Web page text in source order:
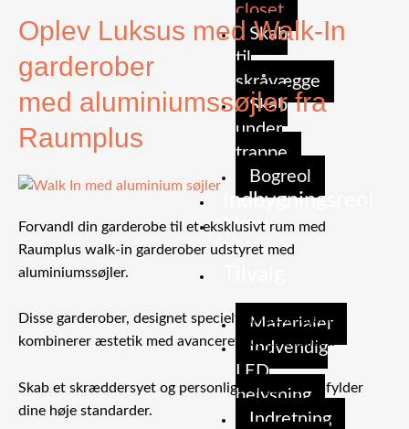
closet
Skab
til
skråvægge
Skab
under
trappe
Bogreol
Indbygningsreol
New
Yorker
Materialer
Indvendig
LED
belysning
Indretning
Oplev Luksus med Walk-In
garderober
med aluminiumssøjler fra
Raumplus
Forvandl din garderobe til et eksklusivt rum med
Raumplus walk-in garderober udstyret med
aluminiumssøjler.
Disse garderober, designet specielt til luksushjem,
kombinerer æstetik med avanceret funktionalitet.
Skab et skræddersyet og personligt miljø, der opfylder
dine høje standarder.